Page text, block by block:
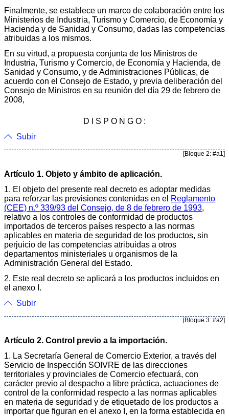
Finalmente, se establece un marco de colaboración entre los
Ministerios de Industria, Turismo y Comercio, de Economía y
Hacienda y de Sanidad y Consumo, dadas las competencias
atribuidas a los mismos.
En su virtud, a propuesta conjunta de los Ministros de
Industria, Turismo y Comercio, de Economía y Hacienda, de
Sanidad y Consumo, y de Administraciones Públicas, de
acuerdo con el Consejo de Estado, y previa deliberación del
Consejo de Ministros en su reunión del día 29 de febrero de
2008,
D I S P O N G O :
Subir
[Bloque 2: #a1]
Artículo 1. Objeto y ámbito de aplicación.
1. El objeto del presente real decreto es adoptar medidas
para reforzar las previsiones contenidas en el Reglamento
(CEE) n.º 339/93 del Consejo, de 8 de febrero de 1993,
relativo a los controles de conformidad de productos
importados de terceros países respecto a las normas
aplicables en materia de seguridad de los productos, sin
perjuicio de las competencias atribuidas a otros
departamentos ministeriales u organismos de la
Administración General del Estado.
2. Este real decreto se aplicará a los productos incluidos en
el anexo I.
Subir
[Bloque 3: #a2]
Artículo 2. Control previo a la importación.
1. La Secretaría General de Comercio Exterior, a través del
Servicio de Inspección SOIVRE de las direcciones
territoriales y provinciales de Comercio efectuará, con
carácter previo al despacho a libre práctica, actuaciones de
control de la conformidad respecto a las normas aplicables
en materia de seguridad y de etiquetado de los productos a
importar que figuran en el anexo I, en la forma establecida en